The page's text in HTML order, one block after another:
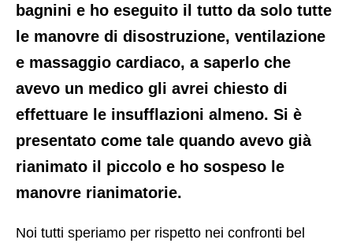
bagnini e ho eseguito il tutto da solo tutte
le manovre di disostruzione, ventilazione
e massaggio cardiaco, a saperlo che
avevo un medico gli avrei chiesto di
effettuare le insufflazioni almeno. Si è
presentato come tale quando avevo già
rianimato il piccolo e ho sospeso le
manovre rianimatorie.
Noi tutti speriamo per rispetto nei confronti bel